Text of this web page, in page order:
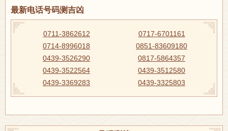
最新电话号码测吉凶
0711-3862612
0717-6701161
0714-8996018
0851-83609180
0439-3526290
0817-5864357
0439-3522564
0439-3512580
0439-3369283
0439-3325803